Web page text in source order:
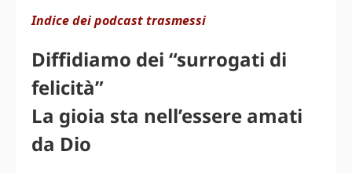
Indice dei podcast trasmessi
Diffidiamo dei “surrogati di
felicità”
La gioia sta nell’essere amati
da Dio